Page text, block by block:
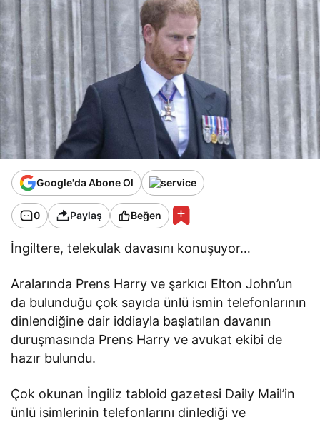
Google'da Abone Ol
0 Paylaş Beğen
İngiltere, telekulak davasını konuşuyor…
Aralarında Prens Harry ve şarkıcı Elton John’un
da bulunduğu çok sayıda ünlü ismin telefonlarının
dinlendiğine dair iddiayla başlatılan davanın
duruşmasında Prens Harry ve avukat ekibi de
hazır bulundu.
Çok okunan İngiliz tabloid gazetesi Daily Mail’in
ünlü isimlerinin telefonlarını dinlediği ve